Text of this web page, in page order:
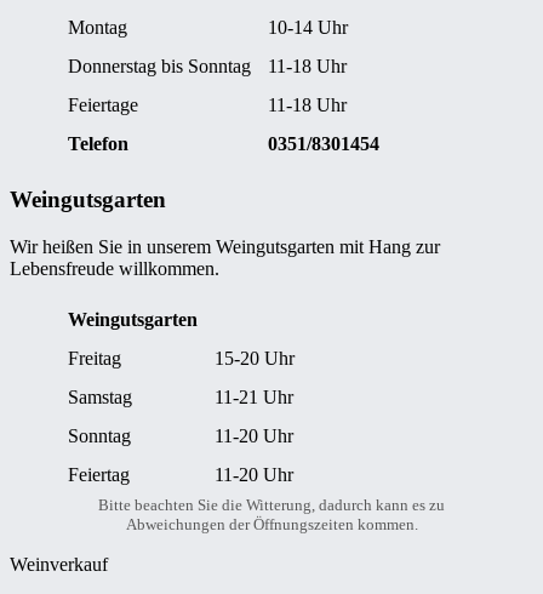
Montag
10-14 Uhr
Donnerstag bis Sonntag
11-18 Uhr
Feiertage
11-18 Uhr
Telefon
0351/8301454
Weingutsgarten
Wir heißen Sie in unserem Weingutsgarten mit Hang zur
Lebensfreude willkommen.
Weingutsgarten
Freitag
15-20 Uhr
Samstag
11-21 Uhr
Sonntag
11-20 Uhr
Feiertag
11-20 Uhr
Bitte beachten Sie die Witterung, dadurch kann es zu
Abweichungen der Öffnungszeiten kommen.
Weinverkauf